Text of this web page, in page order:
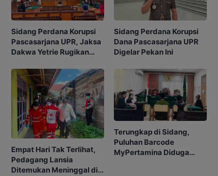
Sidang Perdana Korupsi
Pascasarjana UPR, Jaksa
Dakwa Yetrie Rugikan
Sidang Perdana Korupsi
Dana Pascasarjana UPR
Digelar Pekan Ini
Empat Hari Tak Terlihat,
Pedagang Lansia
Ditemukan Meninggal di
Terungkap di Sidang,
Puluhan Barcode
MyPertamina Diduga